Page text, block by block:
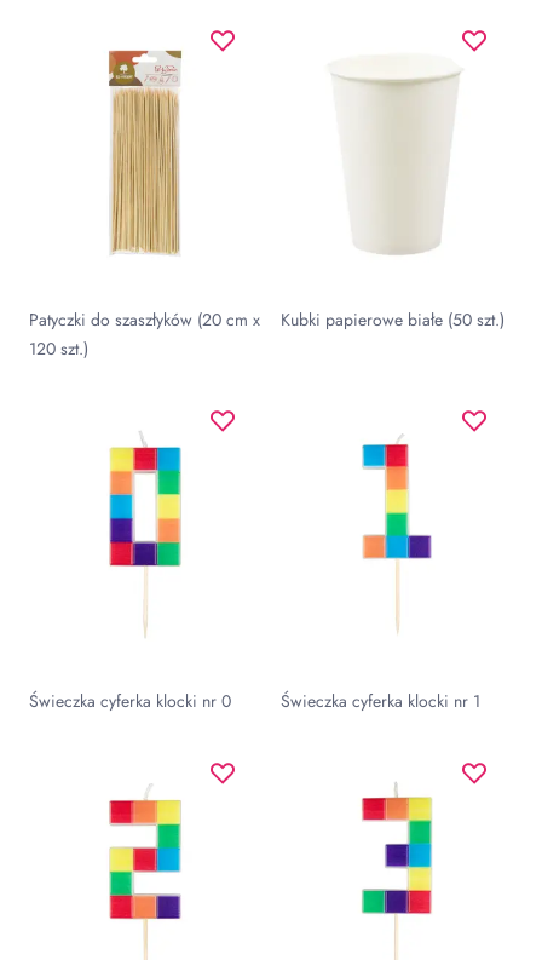
Patyczki do szaszłyków (20 cm x
120 szt.)
Kubki papierowe białe (50 szt.)
Świeczka cyferka klocki nr 0 Świeczka cyferka klocki nr 1